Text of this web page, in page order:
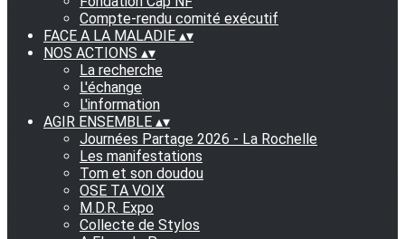
Compte-rendu comité exécutif
FACE A LA MALADIE ▴▾
NOS ACTIONS ▴▾
La recherche
L'échange
L'information
AGIR ENSEMBLE ▴▾
Journées Partage 2026 - La Rochelle
Les manifestations
Tom et son doudou
OSE TA VOIX
M.D.R. Expo
Collecte de Stylos